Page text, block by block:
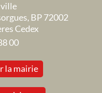
BP 72002
Cedex
00
la mairie